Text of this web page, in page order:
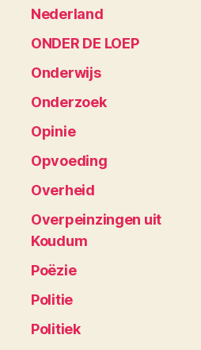
Nederland
ONDER DE LOEP
Onderwijs
Onderzoek
Opinie
Opvoeding
Overheid
Overpeinzingen uit
Koudum
Poëzie
Politie
Politiek